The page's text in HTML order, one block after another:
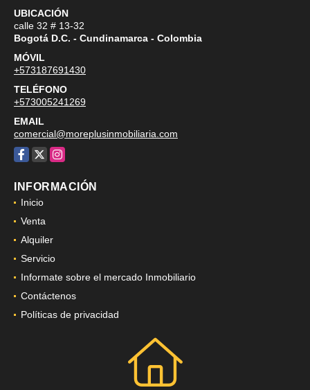
UBICACIÓN
calle 32 # 13-32
Bogotá D.C. - Cundinamarca - Colombia
MÓVIL
+573187691430
TELÉFONO
+573005241269
EMAIL
comercial@moreplusinmobiliaria.com
Facebook
X Instagram
INFORMACIÓN
Inicio
Venta
Alquiler
Servicio
Informate sobre el mercado Inmobiliario
Contáctenos
Políticas de privacidad